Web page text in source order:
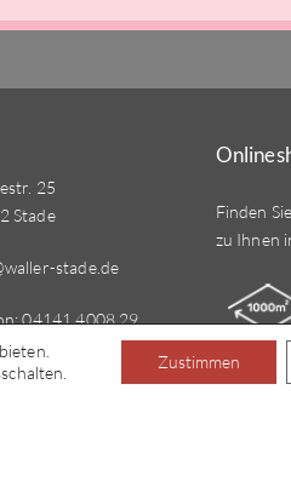
25
Stade
stade.de
04141 4008 29
10:00 - 17:00 Uhr
Finden
zu Ihnen
Zustimmen